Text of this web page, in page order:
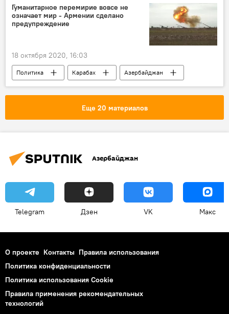
Контрнаступление войск Азербайджана
Гуманитарное перемирие вовсе не
означает мир - Армении сделано
предупреждение
18 октября 2020, 16:03
Политика Карабах
Азербайджан
Новости
ВС Азербайджана
Контрнаступление войск Азербайджана
Еще 20 материалов
Азербайджан
Telegram Дзен VK Макс
О проекте Контакты Правила использования
Политика конфиденциальности
Политика использования Cookie
Правила применения рекомендательных
технологий